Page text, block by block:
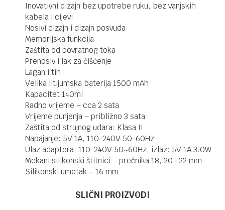
Inovativni dizajn bez upotrebe ruku, bez vanjskih
kabela i cijevi
Nosivi dizajn i dizajn posvuda
Memorijska funkcija
Zaštita od povratnog toka
Prenosiv i lak za čišćenje
Lagan i tih
Velika litijumska baterija 1500 mAh
Kapacitet 140ml
Radno vrijeme – cca 2 sata
Vrijeme punjenja – približno 3 sata
Zaštita od strujnog udara: Klasa II
Napajanje: 5V 1A, 110-240V 50-60Hz
Ulaz adaptera: 110-240V 50~60Hz, izlaz: 5V 1A 3.0W
Mekani silikonski štitnici – prečnika 18, 20 i 22 mm
Silikonski umetak – 16 mm
Izdajalice
SLIČNI PROIZVODI